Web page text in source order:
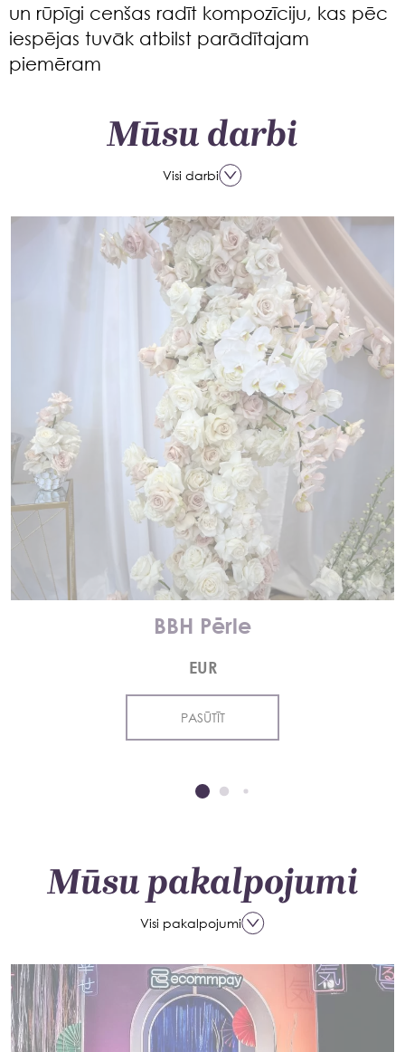
un rūpīgi cenšas radīt kompozīciju, kas pēc
iespējas tuvāk atbilst parādītajam
piemēram
Mūsu darbi
Visi darbi
BBH Pērle
EUR
PASŪTĪT
Mūsu pakalpojumi
Visi pakalpojumi